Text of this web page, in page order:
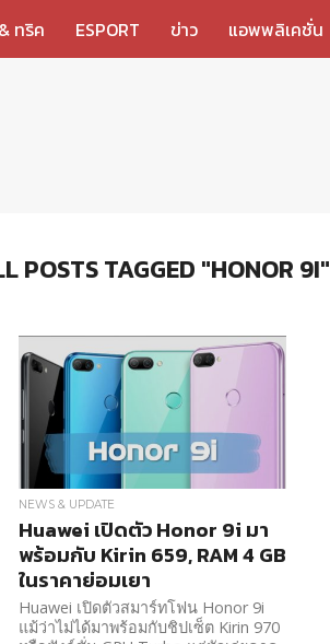
ทริค ESPORT ข่าว แอพพลิเคชั่น
POSTS TAGGED "HONOR 9I"
NEWS & UPDATE
Huawei เปิดตัว Honor 9i มา
พร้อมกับ Kirin 659, RAM 4 GB
ในราคาย่อมเยา
Huawei เปิดตัวสมาร์ทโฟน Honor 9i
แม้ว่าไม่ได้มาพร้อมกับชิปเซ็ต Kirin 970